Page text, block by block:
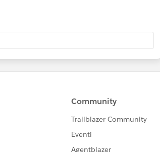
Assignment -> add newly created